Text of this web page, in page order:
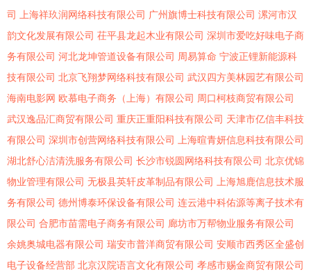
司
上海祥玖润网络科技有限公司 广州旗博士科技有限公司 漯河市汉
韵文化发展有限公司 茌平县龙起木业有限公司 深圳市爱吃好味电子商
务有限公司 河北龙坤管道设备有限公司 周易算命 宁波正锂新能源科
技有限公司 北京飞翔梦网络科技有限公司 武汉四方美林园艺有限公司
海南电影网 欧慕电子商务（上海）有限公司 周口柯枝商贸有限公司
武汉逸品汇商贸有限公司 重庆正重阳科技有限公司 天津市亿信丰科技
有限公司 深圳市创营网络科技有限公司
上海暄青妍信息科技有限公司
湖北舒心洁清洗服务有限公司 长沙市锐圆网络科技有限公司 北京优锦
物业管理有限公司 无极县英轩皮革制品有限公司
上海旭鹿信息技术服
务有限公司 德州博泰环保设备有限公司 连云港中科佑源等离子技术有
限公司 合肥市苗需电子商务有限公司 廊坊市万帮物业服务有限公司
余姚奥城电器有限公司 瑞安市普洋商贸有限公司 安顺市西秀区全盛创
电子设备经营部 北京汉院语言文化有限公司 孝感市赐金商贸有限公司